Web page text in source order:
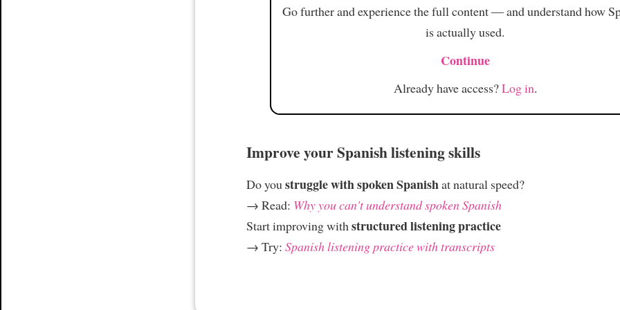
Go further and experience the full content — and understand how
is actually used.
Continue
Already have access?Log in.
Improve your Spanish listening skills
Do you struggle with spoken Spanishat natural speed?
→ Read: Why you can't understand spoken Spanish
Start improving with structured listening practice
→ Try: Spanish listening practice with transcripts